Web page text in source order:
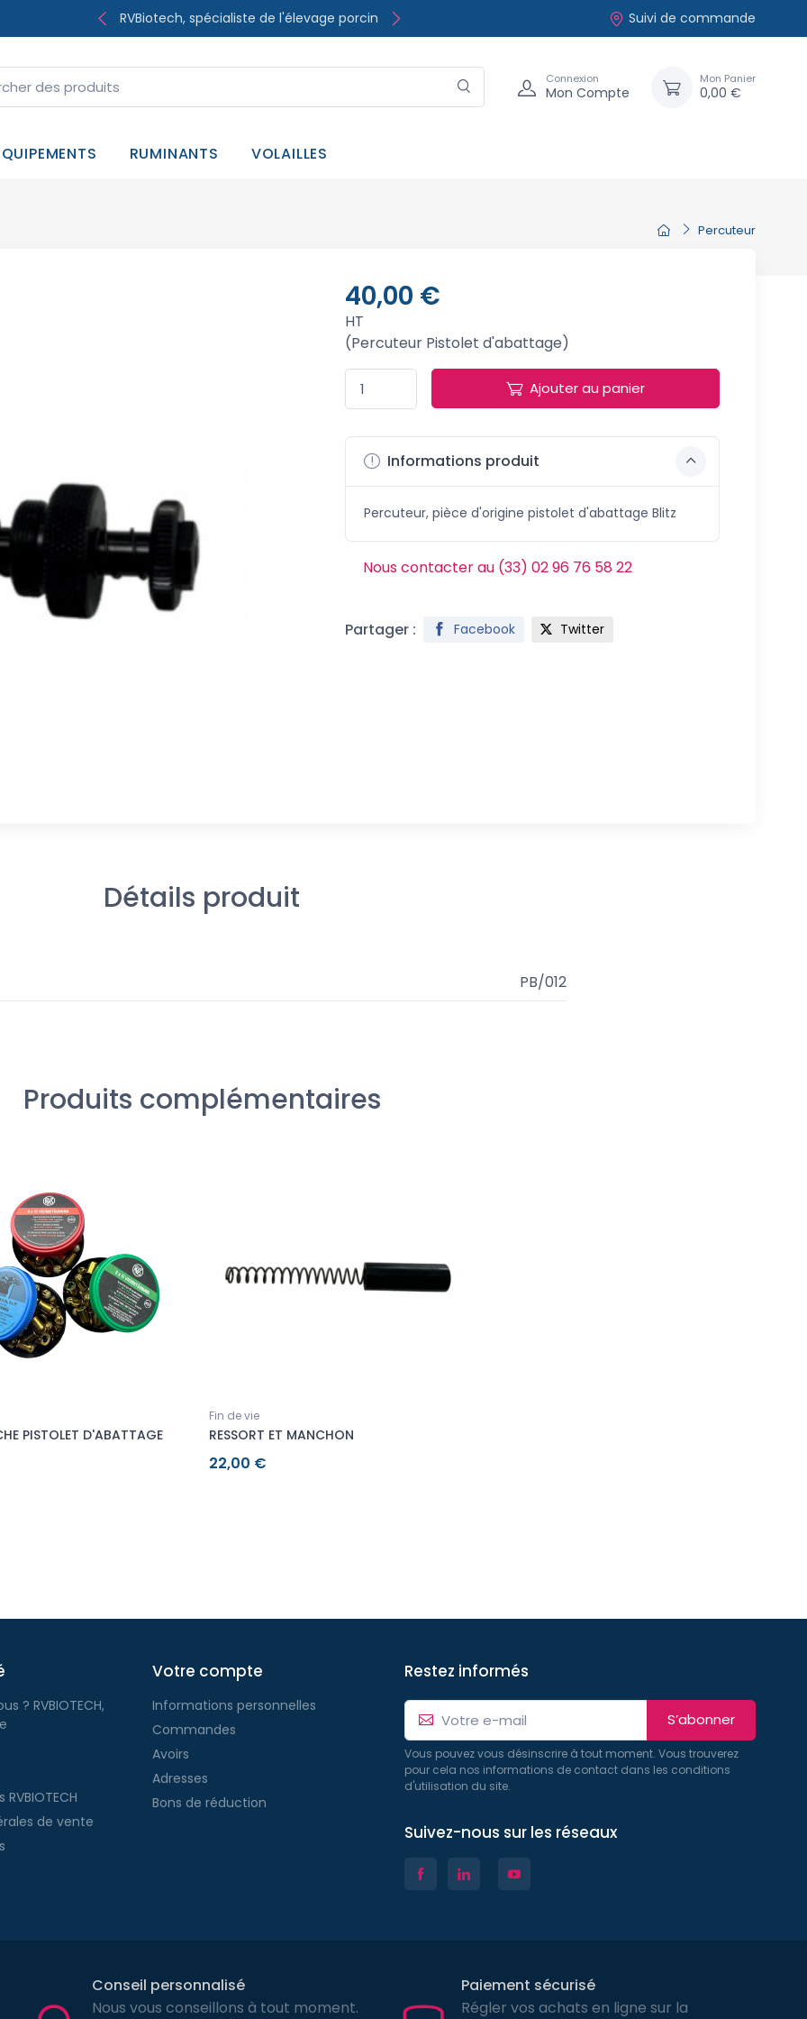
RVBiotech, spécialiste de l'élevage porcin Suivi de commande
Connexion
Mon Compte
Mon Panier
0,00 €
RUMINANTS VOLAILLES
Percuteur
40,00 €
HT
(Percuteur Pistolet d'abattage)
Ajouter au panier
Informations produit
Percuteur, pièce d'origine pistolet d'abattage Blitz
Nous contacter au (33) 02 96 76 58 22
Partager : Facebook Twitter
Détails produit
PB/012
Produits complémentaires
PISTOLET D'ABATTAGE
Fin de vie
RESSORT ET MANCHON
22,00 €
? RVBIOTECH,
de vente
Votre compte
Informations personnelles
Commandes
Avoirs
Adresses
Bons de réduction
Restez informés
S’abonner
Vous pouvez vous désinscrire à tout moment. Vous trouverez
pour cela nos informations de contact dans les conditions
d'utilisation du site.
Suivez-nous sur les réseaux
Conseil personnalisé
Nous vous conseillons à tout moment.
Paiement sécurisé
Régler vos achats en ligne sur la